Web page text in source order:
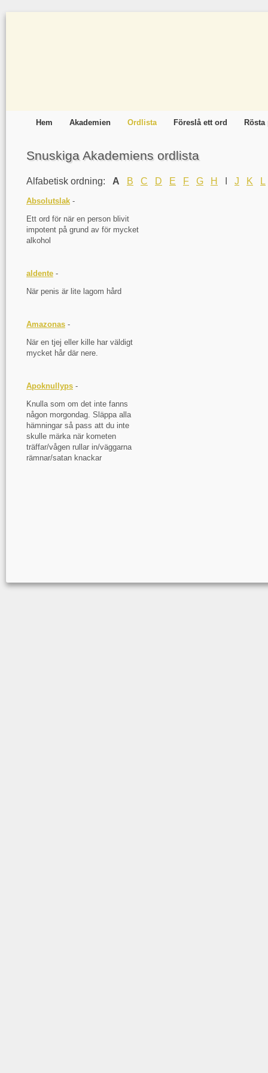
Hem Akademien Ordlista Föreslå ett ord
Snuskiga Akademiens ordlista
Alfabetisk ordning: A B C D E F G H J K L
Absolutslak -
Ett ord för när en person blivit
impotent på grund av för mycket
alkohol
aldente -
När penis är lite lagom hård
Amazonas -
När en tjej eller kille har väldigt
mycket hår där nere.
Apoknullyps -
Knulla som om det inte fanns
någon morgondag. Släppa alla
hämningar så pass att du inte
skulle märka när kometen
träffar/vågen rullar in/väggarna
rämnar/satan knackar